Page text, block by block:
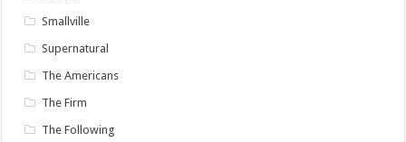
Smallville
Supernatural
The Americans
The Firm
The Following